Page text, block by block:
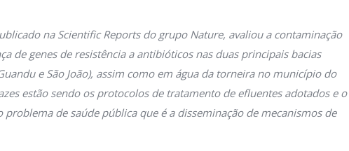
na Scientific Reports do grupo Nature, avaliou a contaminação
de genes de resistência a antibióticos nas duas principais bacias
e São João), assim como em água da torneira no município do
estão sendo os protocolos de tratamento de efluentes adotados e o
de saúde pública que é a disseminação de mecanismos de